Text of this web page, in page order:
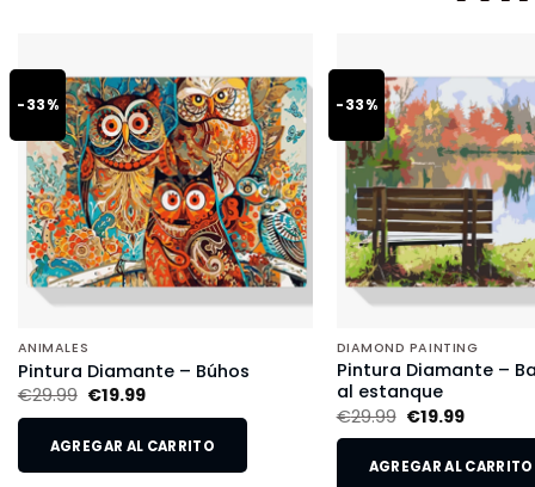
-33%
ANIMALES
Pintura Diamante – Búhos
€29.99 €19.99
AGREGAR AL CARRITO
-33%
DIAMOND PAINTING
Pintura Diamante –
al estanque
€29.99 €19.99
AGREGAR AL CARRITO